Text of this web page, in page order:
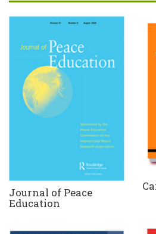
Journal of Peace
Education